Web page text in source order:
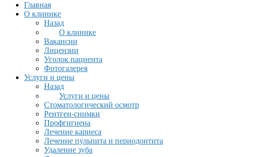
Главная
О клинике
Назад
О клинике
Вакансии
Лицензии
Уголок пациента
Фотогалерея
Услуги и цены
Назад
Услуги и цены
Стоматологический осмотр
Рентген-снимки
Профгигиена
Лечение кариеса
Лечение пульпита и периодонтита
Удаление зуба